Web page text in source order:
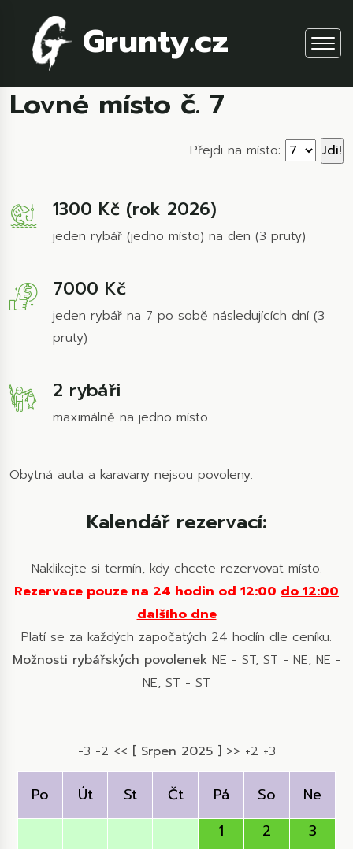
Grunty.cz
Lovné místo č. 7
Přejdi na místo:
1300 Kč (rok 2026)
jeden rybář (jedno místo) na den (3 pruty)
7000 Kč
jeden rybář na 7 po sobě následujících dní (3
pruty)
2 rybáři
maximálně na jedno místo
Obytná auta a karavany nejsou povoleny.
Kalendář rezervací:
Naklikejte si termín, kdy chcete rezervovat místo.
Rezervace pouze na 24 hodin od 12:00 do 12:00
dalšího dne
Platí se za každých započatých 24 hodín dle ceníku.
Možnosti rybářských povolenekNE - ST, ST - NE, NE -
NE, ST - ST
-3 -2 << [ Srpen 2025 ] >> +2 +3
Po Út St Čt Pá So
Ne
1
2 3